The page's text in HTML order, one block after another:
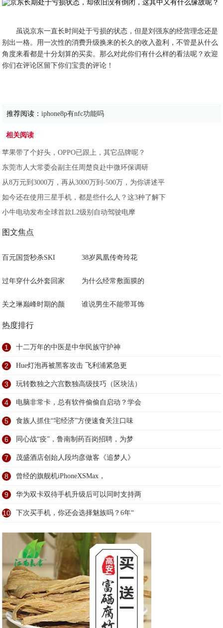
虽说京东一直长时间处于亏损的状态，但是刘强东的经营理念还是
别出一格。用一次性的消费升级换来的长久的收入盈利，不管是从什么
角度来看都是十分划算的买卖。那么对此你们有什么样的看法呢？欢迎
你们在评论区留下你们宝贵的评论！
推荐阅读：iphone8p有nfc功能吗
相关阅读
苹果带了个好头，OPPO已跟上，其它品牌呢？
东莞市人大常委会副主任周楚良赴中微环保调研
从8万元到3000万，再从3000万到-500万，为你讲述平
如今还在使用三星手机，都是些什么人？这3种了解下
小牛电动发布全球首款L2级别自动驾驶电摩
图文焦点
百元国货秒杀SKI 38岁凤凰传奇玲花
过年穿什么外套回家 为什么经常敷面膜的
关之琳巅峰时期的颜 谁说男生不能带耳饰
热度排行
1 十二万年的中医是中华民族守护神
2 Hue灯泡再被黑客攻击 飞利浦紧急更
3 玩转数独之六宫数独高级技巧（区块法）
4 电脑非常卡，总有软件偷偷自启动？学会
5 食族人抓住“宅经济”方便速食关注口味
6 同心战“疫”，鲁南制药百岗招聘，为梦
7 茂盛酒店创始人段均彦做客《追梦人》
8 曾经的旗舰机iPhoneXSMax，
9 华为双卡双待手机升级后可以同时支持两
10 下次买手机，你还会选择魅族吗？6年“